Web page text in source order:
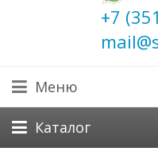
+7
Меню
Каталог